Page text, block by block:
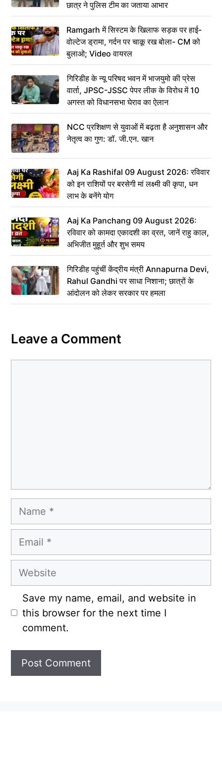
छात्र ने पुलिस टीम का जताया आभार
Ramgarh में सिस्टम के खिलाफ सड़क पर हाई-
वोल्टेज ड्रामा, गर्दन पर चाकू रख बोला- CM को
बुलाओ; Video वायरल
गिरिडीह के न्यू परिषद भवन में भाजयुमो की प्रेस
वार्ता, JPSC-JSSC पेपर लीक के विरोध में 10
अगस्त को विधानसभा घेराव का ऐलान
NCC प्रशिक्षण से युवाओं में बढ़ता है अनुशासन और
नेतृत्व का गुण: डॉ. जी.एन. खान
Aaj Ka Rashifal 09 August 2026: रविवार
को इन राशियों पर बरसेगी मां लक्ष्मी की कृपा, धन
लाभ के बनेंगे योग
Aaj Ka Panchang 09 August 2026:
रविवार को कामदा एकादशी का व्रत, जानें राहु काल,
अभिजीत मुहूर्त और शुभ समय
गिरिडीह पहुंचीं केंद्रीय मंत्री Annapurna Devi,
Rahul Gandhi पर साधा निशाना; छात्रों के
आंदोलन को लेकर सरकार पर हमला
Leave a Comment
Name
Email
Website
Save my name, email, and website in
this browser for the next time I
comment.